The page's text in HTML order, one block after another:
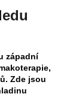
západní
Zde jsou